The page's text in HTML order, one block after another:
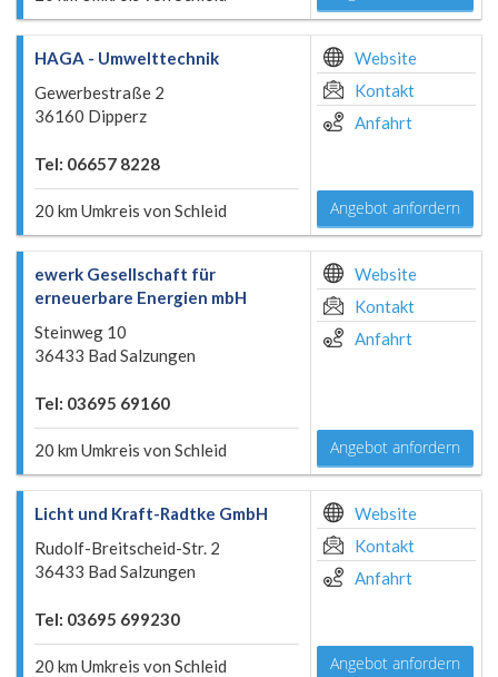
HAGA - Umwelttechnik
Gewerbestraße 2
36160 Dipperz
Tel: 06657 8228
20 km Umkreis von Schleid
Website
Kontakt
Anfahrt
Angebot anfordern
ewerk Gesellschaft für
erneuerbare Energien mbH
Steinweg 10
36433 Bad Salzungen
Tel: 03695 69160
20 km Umkreis von Schleid
Website
Kontakt
Anfahrt
Angebot anfordern
Licht und Kraft-Radtke GmbH
Rudolf-Breitscheid-Str. 2
36433 Bad Salzungen
Tel: 03695 699230
20 km Umkreis von Schleid
Website
Kontakt
Anfahrt
Angebot anfordern